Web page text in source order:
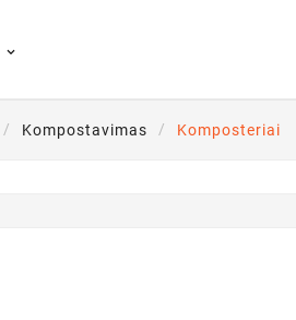
Kompostavimas Komposteriai